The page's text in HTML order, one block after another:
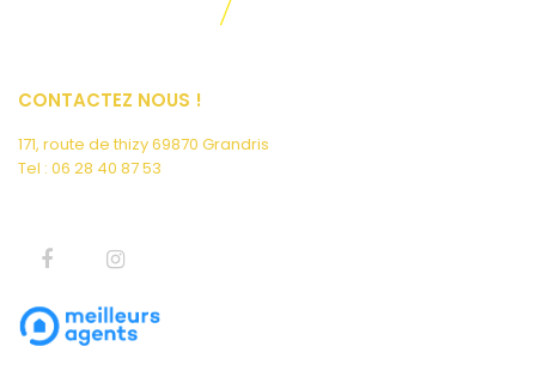
CONTACTEZ NOUS !
171, route de thizy 69870 Grandris
Tel : 06 28 40 87 53